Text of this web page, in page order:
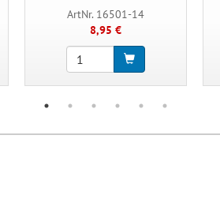
ArtNr. 16501-14
8,95 €